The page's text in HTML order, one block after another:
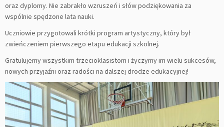
oraz dyplomy. Nie zabrakło wzruszeń i słów podziękowania za
wspólnie spędzone lata nauki.
Uczniowie przygotowali krótki program artystyczny, który był
zwieńczeniem pierwszego etapu edukacji szkolnej.
Gratulujemy wszystkim trzecioklasistom i życzymy im wielu sukcesów,
nowych przyjaźni oraz radości na dalszej drodze edukacyjnej!